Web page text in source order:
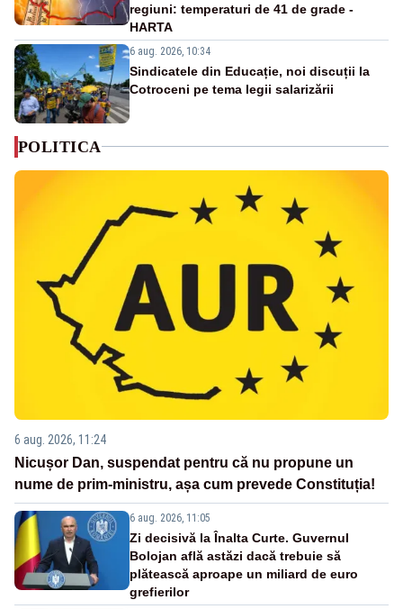
regiuni: temperaturi de 41 de grade -
HARTA
6 aug. 2026, 10:34
Sindicatele din Educație, noi discuții la
Cotroceni pe tema legii salarizării
POLITICA
6 aug. 2026, 11:24
Nicușor Dan, suspendat pentru că nu propune un
nume de prim-ministru, așa cum prevede Constituția!
6 aug. 2026, 11:05
Zi decisivă la Înalta Curte. Guvernul
Bolojan află astăzi dacă trebuie să
plătească aproape un miliard de euro
grefierilor